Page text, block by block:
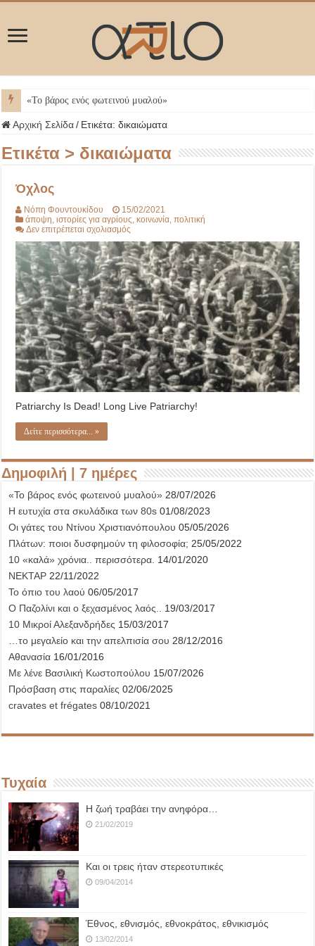
Μ
Αρχική Σελίδα / Ετικέτα:δικαιώματα
Ετικέτα > δικαιώματα
Όχλος
Νόπη Φουντουκίδου
15/02/2021
άποψη ,ιστορίες για αγρίους ,κοινωνία ,πολιτική
Δεν επιτρέπεται σχολιασμός
Patriarchy Is Dead! Long Live Patriarchy!
Δείτε περισσότερα... »
Δημοφιλή | 7 ημέρες
«Το βάρος ενός φωτεινού μυαλού» 28/07/2026
Η ευτυχία στα σκυλάδικα των 80s 01/08/2023
Οι γάτες του Ντίνου Χριστιανόπουλου 05/05/2026
Πλάτων: ποιοι δυσφημούν τη φιλοσοφία; 25/05/2022
10 «καλά» χρόνια.. περισσότερα. 14/01/2020
ΝΕΚΤΑΡ 22/11/2022
Το όπιο του λαού 06/05/2017
Ο Παζολίνι και ο ξεχασμένος λαός.. 19/03/2017
10 Μικροί Αλεξανδρήδες 15/03/2017
…το μεγαλείο και την απελπισία σου 28/12/2016
Αθανασία 16/01/2016
Με λένε Βασιλική Κωστοπούλου 15/07/2026
Πρόσβαση στις παραλίες 02/06/2025
cravates et frégates 08/10/2021
Τυχαία
Η ζωή τραβάει την ανηφόρα…
21/02/2019
Και οι τρεις ήταν στερεοτυπικές
09/04/2014
Έθνος, εθνισμός, εθνοκράτος, εθνικισμός
13/02/2014